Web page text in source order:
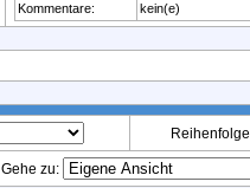
Kommentare:
kein(e)
Reihenfolge
Gehe zu: